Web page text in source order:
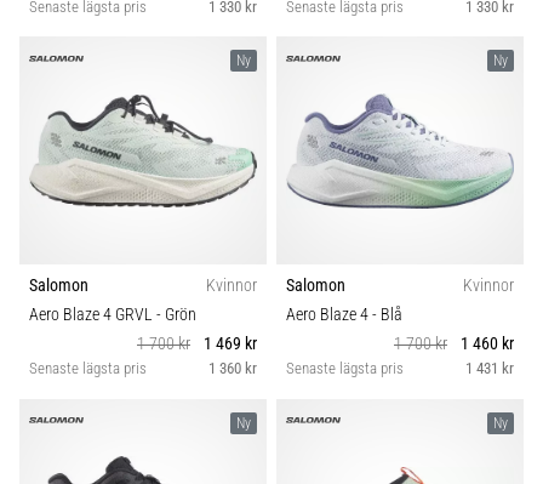
Senaste lägsta pris 1 330 kr Senaste lägsta pris 1 330 kr
Ny
Salomon
Kvinnor
Aero Blaze 4 GRVL - Grön
1 700 kr
1 469 kr
Senaste lägsta pris 1 360 kr
Ny
Salomon
Kvinnor
Aero Blaze 4- Blå
1 700 kr
1 460 kr
Senaste lägsta pris 1 431 kr
Ny Ny